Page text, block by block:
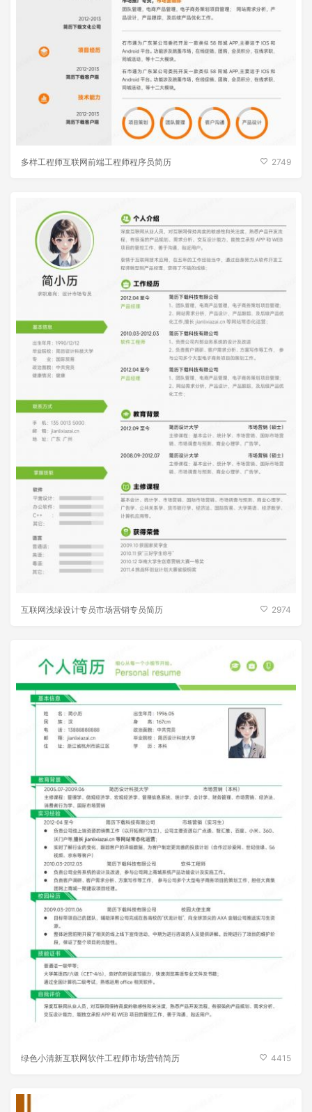
多样工程师互联网前端工程师程序员简历 2749
互联网浅绿设计专员市场营销专员简历 2974
绿色小清新互联网软件工程师市场营销简历 4415